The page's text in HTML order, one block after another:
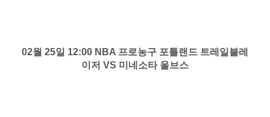
02월 25일 12:00 NBA 프로농구 포틀랜드 트레일블레
이저 VS 미네소타 울브스